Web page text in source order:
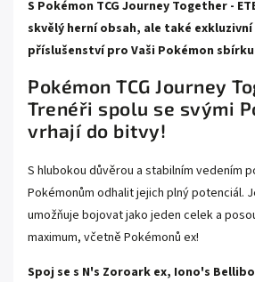
S Pokémon TCG Journey Together -
skvělý herní obsah, ale také
příslušenství pro Vaši Pokémon
Pokémon TCG Journey
Trenéři spolu se svými
vrhají do bitvy!
S hlubokou důvěrou a stabilním vedením
Pokémonům odhalit jejich plný potenciál.
umožňuje bojovat jako jeden celek a
maximum, včetně Pokémonů ex!
Spoj se s N's Zoroark ex, Iono's